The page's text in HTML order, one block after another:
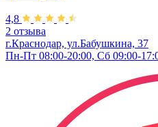
4,8
2 отзыва
г.Краснодар, ул.Бабушкина, 37
Пн-Пт 08:00-20:00, Сб 09:00-